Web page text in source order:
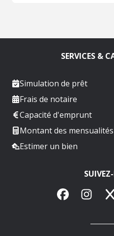
SERVICES &
Simulation de prêt
Frais de notaire
Capacité d'emprunt
Montant des mensualités
Estimer un bien
FacebookInstagram
X